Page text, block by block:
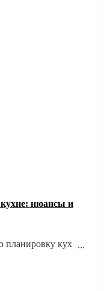
кухне: нюансы и
кухни
а также главных